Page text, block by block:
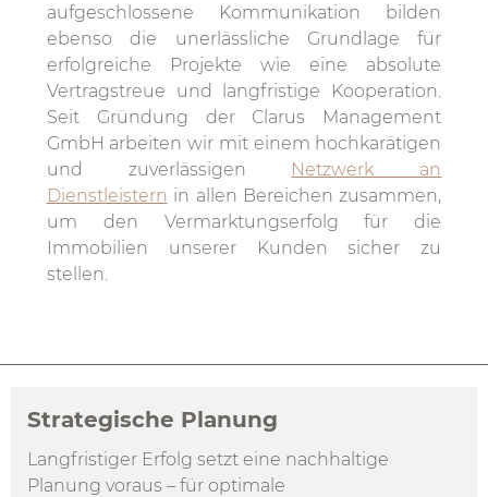
aufgeschlossene Kommunikation bilden
ebenso die unerlässliche Grundlage für
erfolgreiche Projekte wie eine absolute
Vertragstreue und langfristige Kooperation.
Seit Gründung der Clarus Management
GmbH arbeiten wir mit einem hochkarätigen
und zuverlässigen Netzwerk an
Dienstleistern in allen Bereichen zusammen,
um den Vermarktungserfolg für die
Immobilien unserer Kunden sicher zu
stellen.
Strategische Planung
Langfristiger Erfolg setzt eine nachhaltige
Planung voraus – für optimale